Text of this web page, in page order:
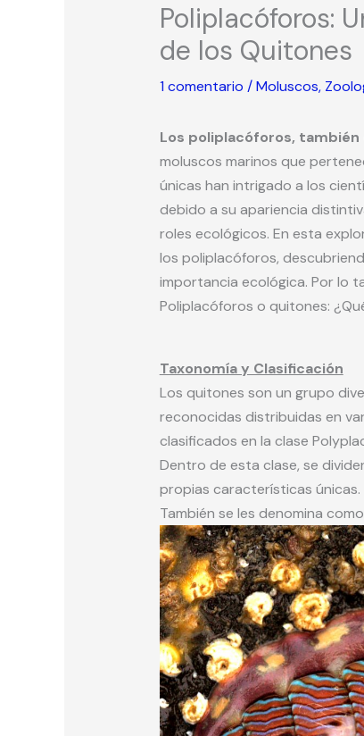
Poliplacóforos:
de los Quitones
1 comentario /Moluscos,
Los poliplacóforos,
moluscos marinos que
únicas han intrigado a los
debido a su apariencia
roles ecológicos. En esta
los poliplacóforos,
importancia ecológica. Por lo
Poliplacóforos o quitones:
Taxonomía y Clasificación
Los quitones son un grupo
reconocidas distribuidas en
clasificados en la clase
Dentro de esta clase, se
propias características únicas.
También se les denomina